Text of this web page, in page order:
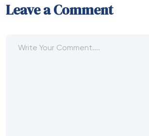
Leave a Comment